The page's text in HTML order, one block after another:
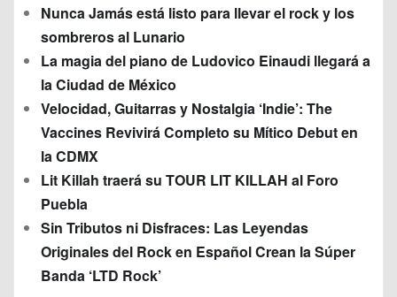
Nunca Jamás está listo para llevar el rock y los
sombreros al Lunario
La magia del piano de Ludovico Einaudi llegará a
la Ciudad de México
Velocidad, Guitarras y Nostalgia ‘Indie’: The
Vaccines Revivirá Completo su Mítico Debut en
la CDMX
Lit Killah traerá su TOUR LIT KILLAH al Foro
Puebla
Sin Tributos ni Disfraces: Las Leyendas
Originales del Rock en Español Crean la Súper
Banda ‘LTD Rock’